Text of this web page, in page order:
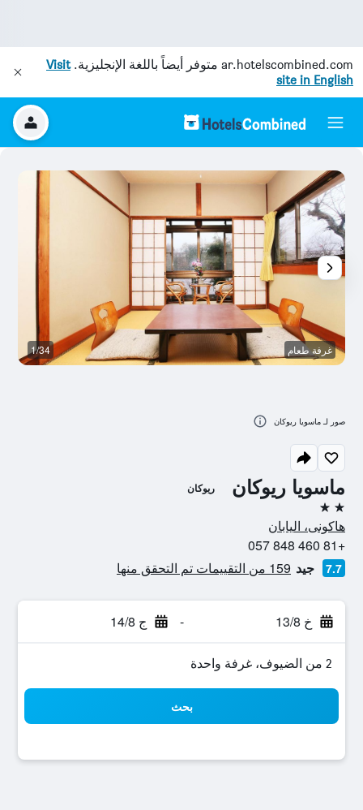
ar.hotelscombined.com متوفر أيضاً باللغة الإنجليزية.Visit
site in English
ماسويا ريوكان ريوكان
2 نجمتين
هاكونى، اليابان
+81 460 848 057
7.7 جيد 159 من التقييمات تم التحقق منها
خ 13/8 - ج 14/8
2 من الضيوف، غرفة واحدة
بحث
غرفة طعام 1/34
صور لـ ماسويا ريوكان